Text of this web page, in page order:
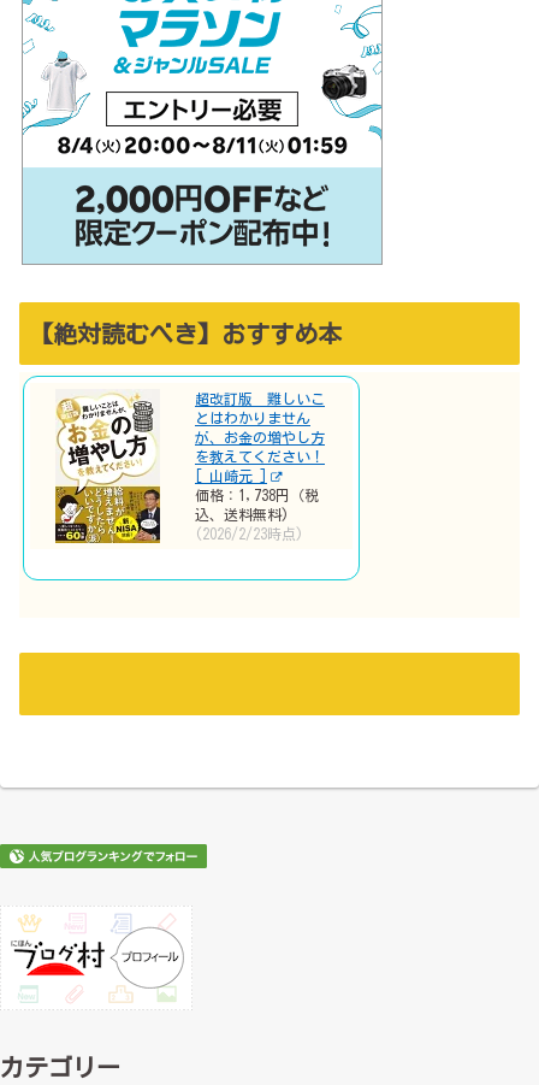
【絶対読むべき】おすすめ本
超改訂版 難しいこ
とはわかりません
が、お金の増やし方
を教えてください！
[ 山崎元 ]
価格：1,738円（税
込、送料無料)
(2026/2/23時点)
カテゴリー